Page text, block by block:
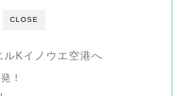
CLOSE
Kイノウエ空港へ
！